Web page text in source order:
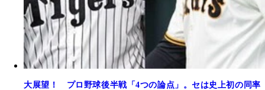
大展望！ プロ野球後半戦「4つの論点」。セは史上初の同率